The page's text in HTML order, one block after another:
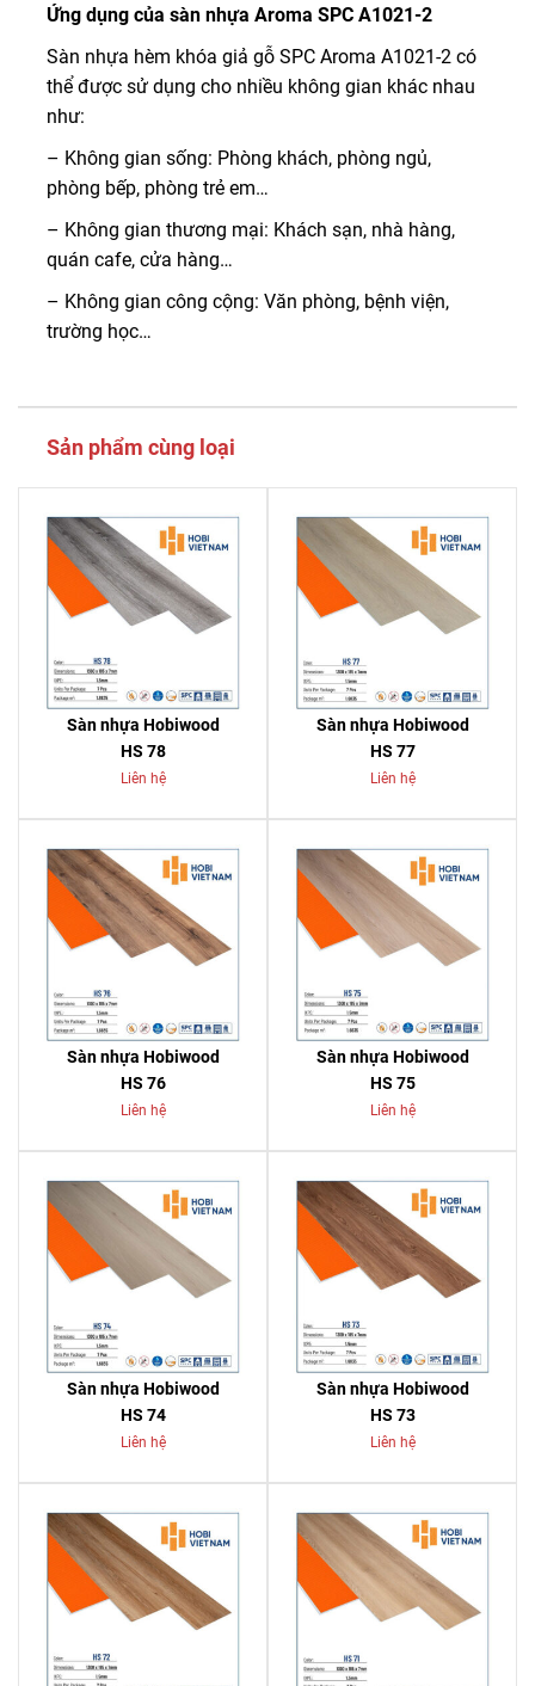
Ứng dụng của sàn nhựa Aroma SPC A1021-2
Sàn nhựa hèm khóa giả gỗ SPC Aroma A1021-2 có
thể được sử dụng cho nhiều không gian khác nhau
như:
– Không gian sống: Phòng khách, phòng ngủ,
phòng bếp, phòng trẻ em…
– Không gian thương mại: Khách sạn, nhà hàng,
quán cafe, cửa hàng…
– Không gian công cộng: Văn phòng, bệnh viện,
trường học…
Sản phẩm cùng loại
Sàn nhựa Hobiwood
HS 78
Liên hệ
Sàn nhựa Hobiwood
HS 77
Liên hệ
Sàn nhựa Hobiwood
HS 76
Liên hệ
Sàn nhựa Hobiwood
HS 75
Liên hệ
Sàn nhựa Hobiwood
HS 74
Liên hệ
Sàn nhựa Hobiwood
HS 73
Liên hệ